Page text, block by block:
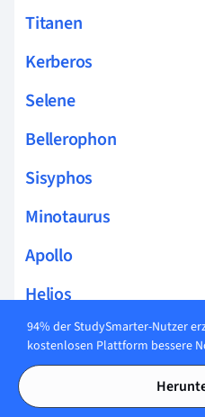
Titanen
Kerberos
Selene
Bellerophon
Sisyphos
Minotaurus
Apollo
Helios
Laokoon
Charon
Pan
94% der StudySmarter-Nutzer
kostenlosen Plattform bessere